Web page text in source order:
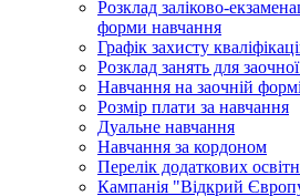
Розклад заліково-
форми навчання
Графік захисту
Розклад занять для
Навчання на заочній
Розмір плати за навчання
Дуальне навчання
Навчання за кордоном
Перелік додаткових
Кампанія "Відкрий